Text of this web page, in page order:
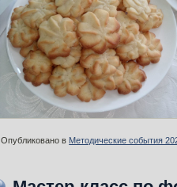
Опубликовано в Методические события